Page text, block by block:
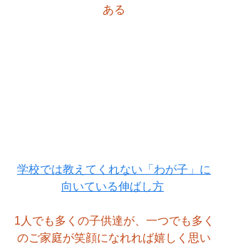
ある
学校では教えてくれない「わが子」に
向いている伸ばし方
1人でも多くの子供達が、一つでも多く
のご家庭が笑顔になれれば嬉しく思い